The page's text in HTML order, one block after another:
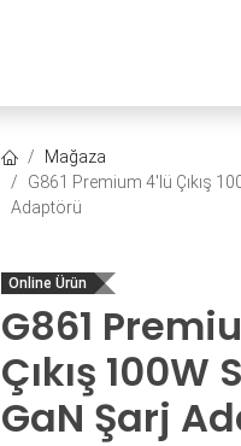
Mağaza
G861 Premium 4'lü Çıkış
Adaptörü
Online Ürün
G861
Çıkış 100W
GaN Şarj